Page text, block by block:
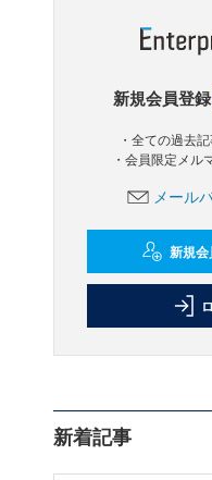
新規会員登録
・全ての過去
・会員限定メル
メール
新規
新着記事